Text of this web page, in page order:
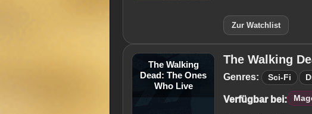
Zur Watchlist
The Walking
Dead: The Ones
Who Live
The Walking
Genres: Sci-Fi
Verfügbar bei: